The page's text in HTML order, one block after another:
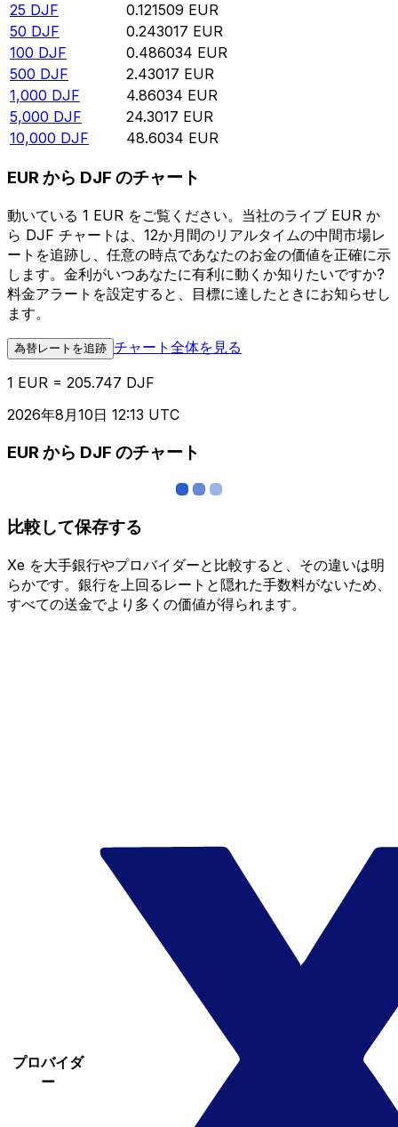
25 DJF 0.121509 EUR
50 DJF 0.243017 EUR
100 DJF 0.486034 EUR
500 DJF 2.43017 EUR
1,000 DJF 4.86034 EUR
5,000 DJF 24.3017 EUR
10,000 DJF 48.6034 EUR
EUR から DJF のチャート
動いている 1 EUR をご覧ください。当社のライブ EUR か
ら DJF チャートは、12か月間のリアルタイムの中間市場レ
ートを追跡し、任意の時点であなたのお金の価値を正確に示
します。金利がいつあなたに有利に動くか知りたいですか?
料金アラートを設定すると、目標に達したときにお知らせし
ます。
為替レートを追跡 チャート全体を見る
1 EUR = 205.747 DJF
2026年8月10日 12:13 UTC
EUR から DJF のチャート
比較して保存する
Xe を大手銀行やプロバイダーと比較すると、その違いは明
らかです。銀行を上回るレートと隠れた手数料がないため、
すべての送金でより多くの価値が得られます。
プロバイダ
ー